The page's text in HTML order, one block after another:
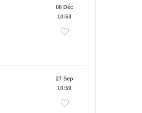
06 Déc
10:53
27 Sep
10:59